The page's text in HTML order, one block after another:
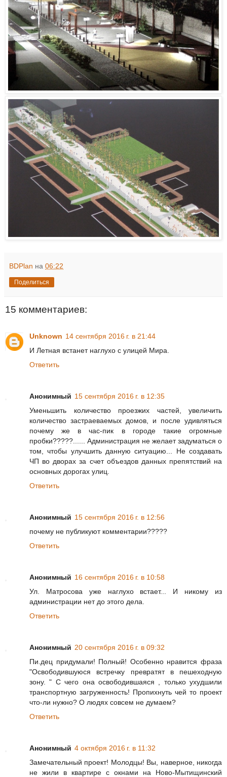
BDPlan на 06:22
Поделиться
15 комментариев:
Unknown 14 сентября 2016 г. в 21:44
И Летная встанет наглухо с улицей Мира.
Ответить
Анонимный 15 сентября 2016 г. в 12:35
Уменьшить количество проезжих частей, увеличить
количество застраеваемых домов, и после удивляться
почему же в час-пик в городе такие огромные
пробки?????...... Администрация не желает задуматься о
том, чтобы улучшить данную ситуацию... Не создавать
ЧП во дворах за счет объездов данных препятствий на
основных дорогах улиц.
Ответить
Анонимный 15 сентября 2016 г. в 12:56
почему не публикуют комментарии?????
Ответить
Анонимный 16 сентября 2016 г. в 10:58
Ул. Матросова уже наглухо встает... И никому из
администрации нет до этого дела.
Ответить
Анонимный 20 сентября 2016 г. в 09:32
Пи.дец придумали! Полный! Особенно нравится фраза
"Освободившуюся встречку превратят в пешеходную
зону. " С чего она освободившаяся , только ухудшили
транспортную загруженность! Пропихнуть чей то проект
что-ли нужно? О людях совсем не думаем?
Ответить
Анонимный 4 октября 2016 г. в 11:32
Замечательный проект! Молодцы! Вы, наверное, никогда
не жили в квартире с окнами на Ново-Мытищинский